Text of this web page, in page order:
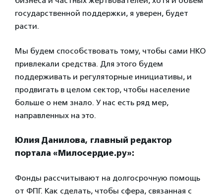
государственной поддержки, я уверен, будет
расти.
Мы будем способствовать тому, чтобы сами НКО
привлекали средства. Для этого будем
поддерживать и регуляторные инициативы, и
продвигать в целом сектор, чтобы население
больше о нем знало. У нас есть ряд мер,
направленных на это.
Юлия Данилова, главный редактор
портала «Милосердие.ру»:
Фонды рассчитывают на долгосрочную помощь
от ФПГ. Как сделать, чтобы сфера, связанная с